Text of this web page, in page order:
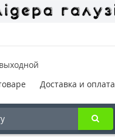
Доставка и оплата